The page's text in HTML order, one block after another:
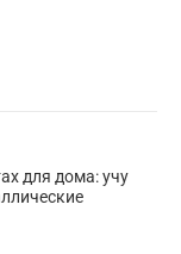
для дома: учу